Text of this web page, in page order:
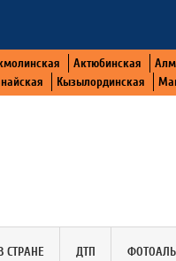
Актюбинская
Кызылординская
СТРАНЕ ДТП